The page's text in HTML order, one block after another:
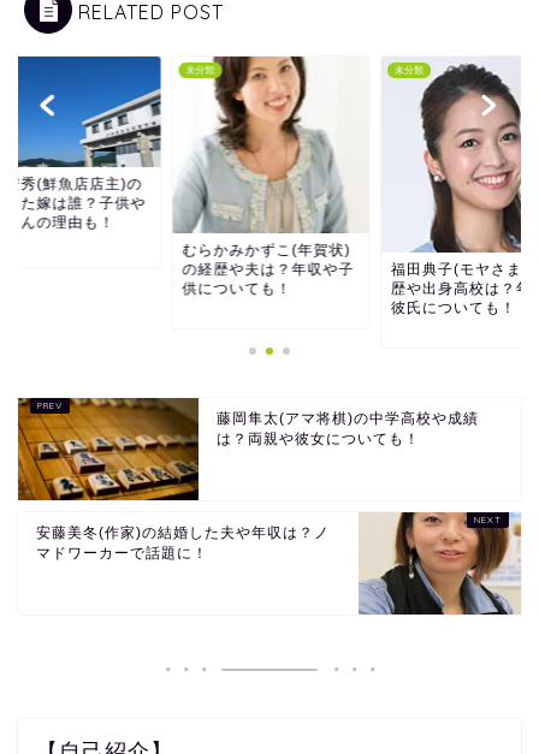
RELATED POST
未分類
福田典子(モヤさま)の経
歴や出身高校は？年収や
未分類
門川安秀(鮮魚店店
結婚した嫁は誰？子
ねこさんの理由も！
藤岡隼太(アマ将棋)の中学高校や成績
は？両親や彼女についても！
安藤美冬(作家)の結婚した夫や年収は？ノ
マドワーカーで話題に！